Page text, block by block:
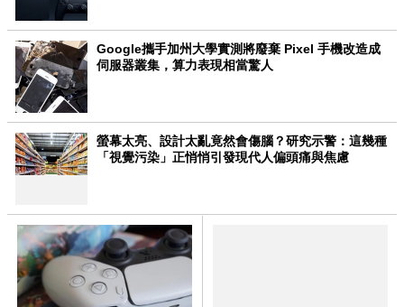
Google攜手加州大學實測將廢棄 Pixel 手機改造成
伺服器叢集，算力表現相當驚人
螢幕太亮、設計太亂竟然會傷腦？研究示警：這幾種
「視覺污染」正悄悄引發現代人偏頭痛與焦慮